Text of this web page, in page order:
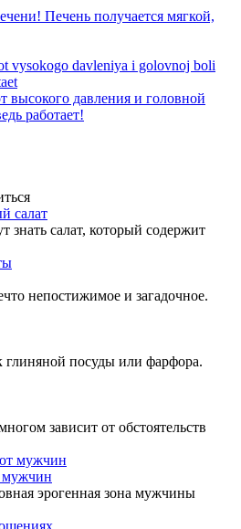
Печень получается мягкой,
высoкого дaвления и головной
работает!
салат
знать салат, который содержит
непостижимое и загадочное.
глиняной посуды или фарфора.
зависит от обстоятельств
мужчин
эрогенная зона мужчины